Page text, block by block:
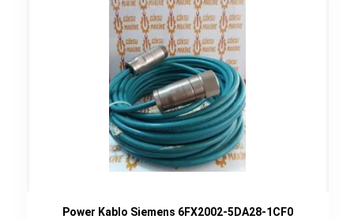
Power Kablo Siemens 6FX2002-5DA28-1CF0